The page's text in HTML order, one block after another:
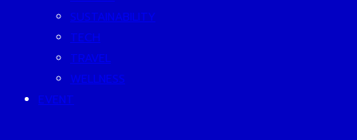
SUSTAINABILITY
TECH
TRAVEL
WELLNESS
EVENT